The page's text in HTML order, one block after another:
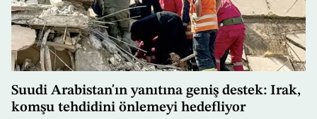
Suudi Arabistan'ın yanıtına geniş destek: Irak,
komşu tehdidini önlemeyi hedefliyor